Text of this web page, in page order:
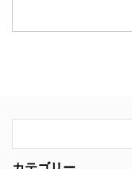
のうち、ドラマ化された
の原作の発表・収録と大
が異なる本作。そうした